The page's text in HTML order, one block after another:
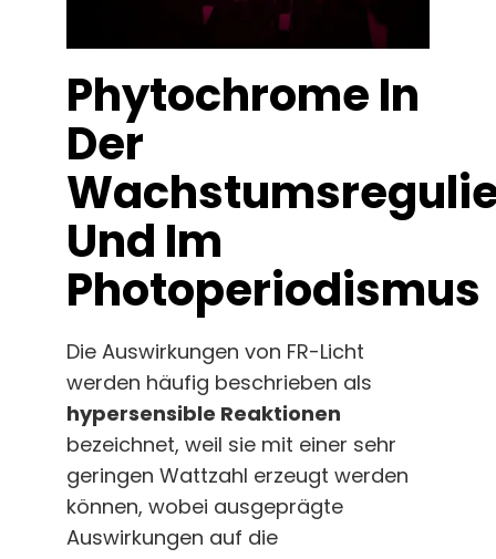
Phytochrome In
Der
Und Im
Photoperiodismus
Die Auswirkungen von FR-Licht
werden häufig beschrieben als
hypersensible Reaktionen
bezeichnet, weil sie mit einer sehr
geringen Wattzahl erzeugt werden
können, wobei ausgeprägte
Auswirkungen auf die